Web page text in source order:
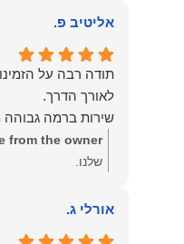
אליטיב פ.
תודה רבה על
שירות ברמה גבוהה
from the owner:
שלנו.
אורלי ג.